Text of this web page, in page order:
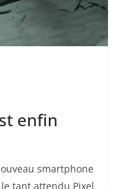
enfin
smartphone
tant attendu Pixel